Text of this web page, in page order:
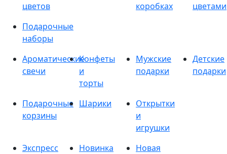
цветов
коробках
цветами
Подарочные
наборы
Ароматические
свечи
Конфеты
и
торты
Мужские
подарки
Детские
подарки
Подарочные
корзины
Шарики
Открытки
и
игрушки
Экспресс
Новинка
Новая